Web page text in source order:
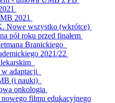
2021
Nowe wszystko (wkrótce)
pół roku przed finałem
Branickiego
2021/22
adaptacji
(i nauki)
onkologia
filmu edukacyjnego